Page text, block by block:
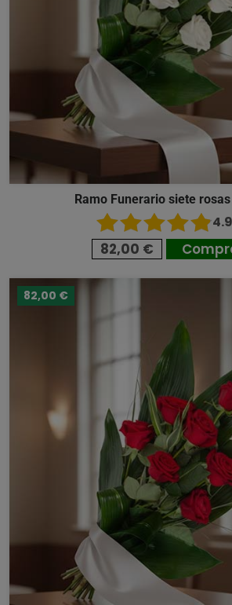
Ramo Funerario siete
82,00 €
82,00 €